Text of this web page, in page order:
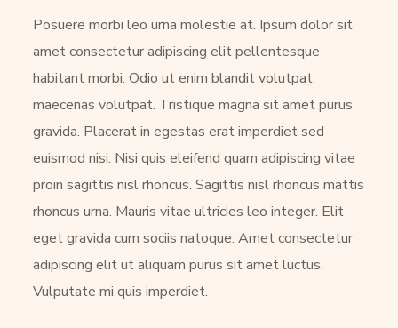
Posuere morbi leo urna molestie at. Ipsum dolor sit
amet consectetur adipiscing elit pellentesque
habitant morbi. Odio ut enim blandit volutpat
maecenas volutpat. Tristique magna sit amet purus
gravida. Placerat in egestas erat imperdiet sed
euismod nisi. Nisi quis eleifend quam adipiscing vitae
proin sagittis nisl rhoncus. Sagittis nisl rhoncus mattis
rhoncus urna. Mauris vitae ultricies leo integer. Elit
eget gravida cum sociis natoque. Amet consectetur
adipiscing elit ut aliquam purus sit amet luctus.
Vulputate mi quis imperdiet.